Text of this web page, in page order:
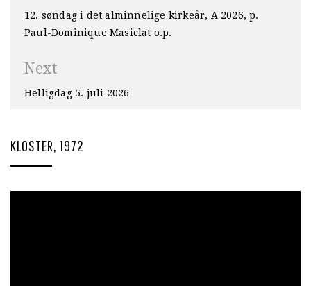
12. søndag i det alminnelige kirkeår, A 2026, p.
Paul-Dominique Masiclat o.p.
Next
Helligdag 5. juli 2026
KLOSTER, 1972